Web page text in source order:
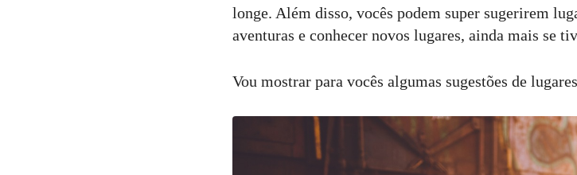
longe. Além disso, vocês podem super sugerirem
aventuras e conhecer novos lugares, ainda mais se
Vou mostrar para vocês algumas sugestões de